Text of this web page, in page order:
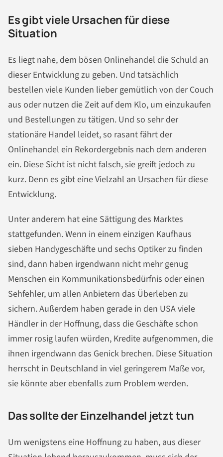
Es gibt viele Ursachen für diese
Situation
Es liegt nahe, dem bösen Onlinehandel die Schuld an
dieser Entwicklung zu geben. Und tatsächlich
bestellen viele Kunden lieber gemütlich von der Couch
aus oder nutzen die Zeit auf dem Klo, um einzukaufen
und Bestellungen zu tätigen. Und so sehr der
stationäre Handel leidet, so rasant fährt der
Onlinehandel ein Rekordergebnis nach dem anderen
ein. Diese Sicht ist nicht falsch, sie greift jedoch zu
kurz. Denn es gibt eine Vielzahl an Ursachen für diese
Entwicklung.
Unter anderem hat eine Sättigung des Marktes
stattgefunden. Wenn in einem einzigen Kaufhaus
sieben Handygeschäfte und sechs Optiker zu finden
sind, dann haben irgendwann nicht mehr genug
Menschen ein Kommunikationsbedürfnis oder einen
Sehfehler, um allen Anbietern das Überleben zu
sichern. Außerdem haben gerade in den USA viele
Händler in der Hoffnung, dass die Geschäfte schon
immer rosig laufen würden, Kredite aufgenommen, die
ihnen irgendwann das Genick brechen. Diese Situation
herrscht in Deutschland in viel geringerem Maße vor,
sie könnte aber ebenfalls zum Problem werden.
Das sollte der Einzelhandel jetzt tun
Um wenigstens eine Hoffnung zu haben, aus dieser